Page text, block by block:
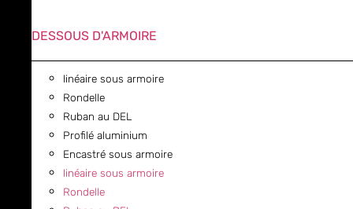
DESSOUS D'ARMOIRE
linéaire sous armoire
Rondelle
Ruban au DEL
Profilé aluminium
Encastré sous armoire
linéaire sous armoire
Rondelle